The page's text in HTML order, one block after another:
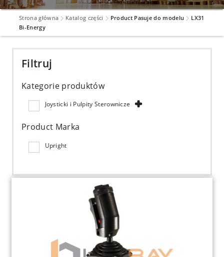
Strona główna Katalog części Product Pasuje do modelu
LX31
Bi-Energy
Filtruj
Kategorie produktów
Joysticki i Pulpity Sterownicze
Product Marka
Upright